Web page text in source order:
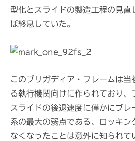
型化とスライドの製造工程の見
ぼ終息していた。
このブリガディア・フレームは当
る執行機関向けに作られており、
スライドの後退速度に僅かにブ
系の最大の弱点である、ロッキン
なくなったことは意外に知られて